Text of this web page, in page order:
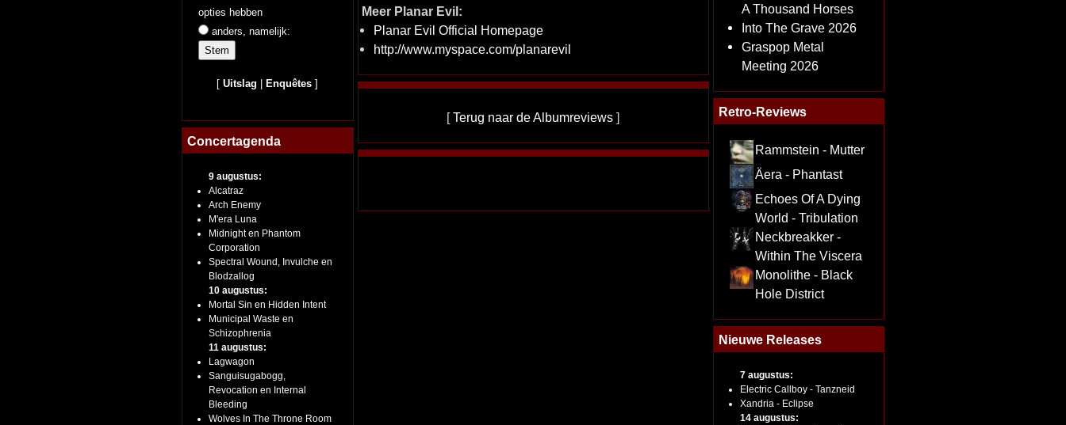
opties hebben
anders, namelijk:
[Uitslag Enquêtes ]
Concertagenda
9 augustus:
Alcatraz
Arch Enemy
M'era Luna
Midnight en Phantom
Corporation
Spectral Wound, Invulche en
Blodzallog
10 augustus:
Mortal Sin en Hidden Intent
Municipal Waste en
Schizophrenia
11 augustus:
Lagwagon
Sanguisugabogg,
Revocation en Internal
Bleeding
Wolves In The Throne Room
Meer Planar Evil:
Planar Evil Official Homepage
http://www.myspace.com/planarevil
[Terug naar de Albumreviews ]
A Thousand Horses
Into The Grave 2026
Graspop Metal
Meeting 2026
Retro-Reviews
Rammstein - Mutter
Äera - Phantast
Echoes Of A Dying
World - Tribulation
Neckbreakker -
Within The Viscera
Monolithe - Black
Hole District
Nieuwe Releases
7 augustus:
Electric Callboy - Tanzneid
Xandria - Eclipse
14 augustus: